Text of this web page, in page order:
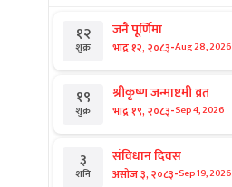
१२
शुक्र
जनै पूर्णिमा
भाद्र १२, २०८३-Aug 28, 2026
१९
शुक्र
श्रीकृष्ण जन्माष्टमी व्रत
भाद्र १९, २०८३-Sep 4, 2026
३
शनि
संविधान दिवस
असोज ३, २०८३-Sep 19, 2026